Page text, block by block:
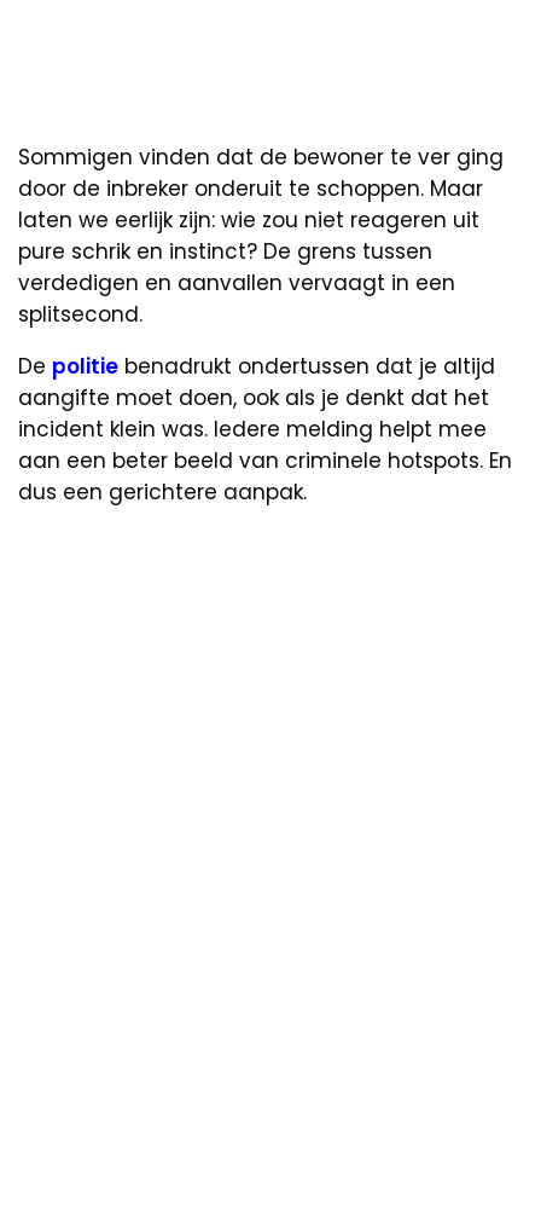
Sommigen vinden dat de bewoner te ver ging
door de inbreker onderuit te schoppen. Maar
laten we eerlijk zijn: wie zou niet reageren uit
pure schrik en instinct? De grens tussen
verdedigen en aanvallen vervaagt in een
splitsecond.
De politie benadrukt ondertussen dat je altijd
aangifte moet doen, ook als je denkt dat het
incident klein was. Iedere melding helpt mee
aan een beter beeld van criminele hotspots. En
dus een gerichtere aanpak.